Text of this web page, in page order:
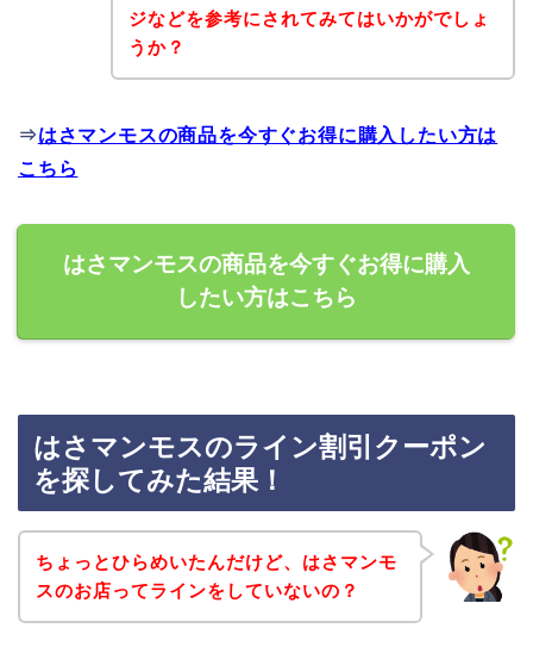
ジなどを参考にされてみてはいかがでしょ
うか？
⇒はさマンモスの商品を今すぐお得に購入したい方は
こちら
はさマンモスの商品を今すぐお得に購入
したい方はこちら
はさマンモスのライン割引クーポン
を探してみた結果！
ちょっとひらめいたんだけど、はさマンモ
スのお店ってラインをしていないの？